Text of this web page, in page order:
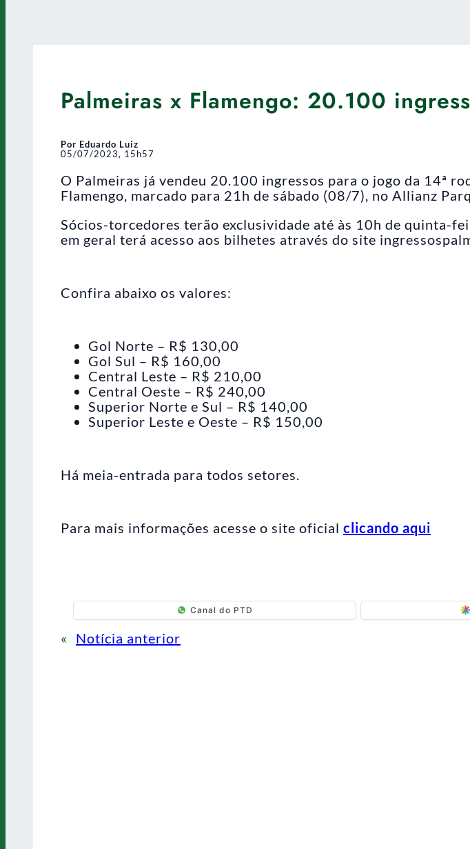
Palmeiras x Flamengo: 20.100
Por Eduardo Luiz
05/07/2023, 15h57
O Palmeiras já vendeu 20.100 ingressos para o jogo da 14ª
Flamengo, marcado para 21h de sábado (08/7), no Allianz
Sócios-torcedores terão exclusividade até às 10h de quinta-
em geral terá acesso aos bilhetes através do site
Confira abaixo os valores:
Gol Norte – R$ 130,00
Gol Sul – R$ 160,00
Central Leste – R$ 210,00
Central Oeste – R$ 240,00
Superior Norte e Sul – R$ 140,00
Superior Leste e Oeste – R$ 150,00
Há meia-entrada para todos setores.
Para mais informações acesse o site oficial clicando aqui
Canal do PTD
« Notícia anterior